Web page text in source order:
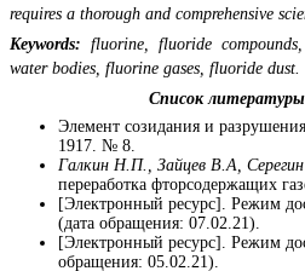
requires a thorough and comprehensive
Keywords: fluorine, fluoride
water bodies, fluorine gases, fluoride dust.
Список литературы
Элемент созидания и
1917. № 8.
Галкин Н.П., Зайцев В.А,
переработка фторсодержащих
[Электронный ресурс]. Режим
(дата обращения: 07.02.21).
[Электронный ресурс]. Режим
обращения: 05.02.21).